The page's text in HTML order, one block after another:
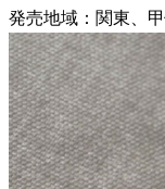
発売地域：関東、